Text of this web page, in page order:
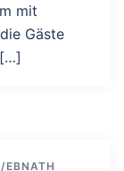
mit
Gäste
EBNATH